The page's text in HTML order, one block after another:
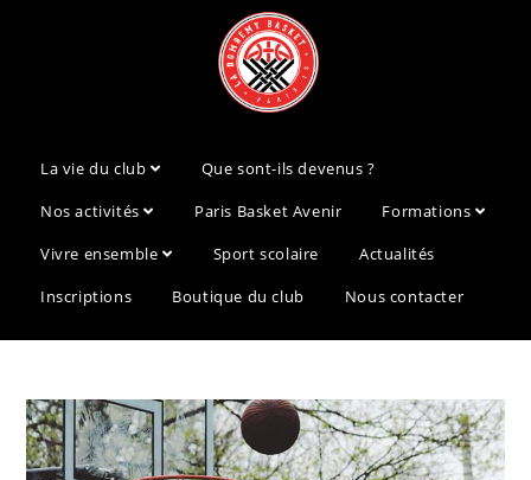
La vie du club
Que sont-ils devenus ?
Nos activités
Paris Basket Avenir
Formations
Vivre ensemble
Sport scolaire
Actualités
Inscriptions
Boutique du club Nous contacter